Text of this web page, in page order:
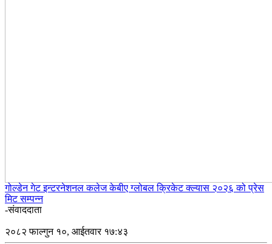
गोल्डेन गेट इन्टरनेशनल कलेज केबीए ग्लोबल क्रिकेट क्ल्यास २०२६ को प्रेस
मिट सम्पन्न
-संवाददाता
२०८२ फाल्गुन १०, आईतवार १७:४३